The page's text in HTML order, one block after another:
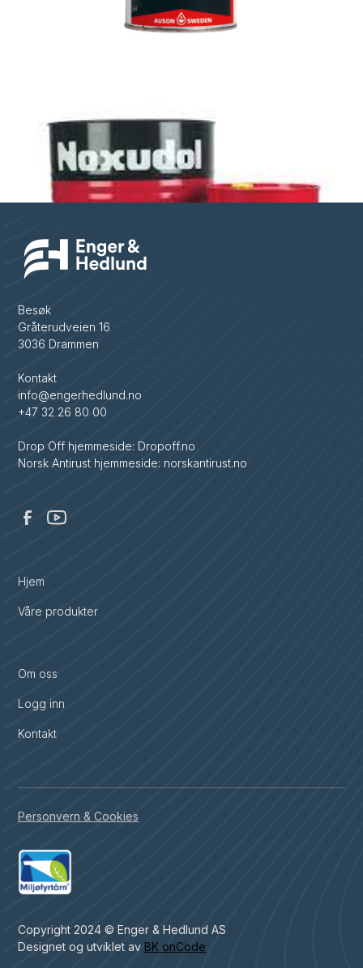
Besøk
Gråterudveien 16
3036 Drammen
Kontakt
info@engerhedlund.no
+47 32 26 80 00
Drop Off hjemmeside: Dropoff.no
Norsk Antirust hjemmeside: norskantirust.no
Hjem
Våre produkter
Om oss
Logg inn
Kontakt
Copyright 2024 © Enger & Hedlund AS
Designet og utviklet av BK onCode
Personvern & Cookies